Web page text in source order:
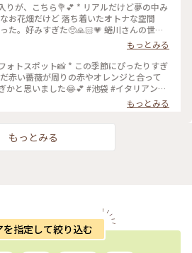
りが、こちら💐💕 * リアルだけど夢の中み
お花畑だけど 落ち着いたオトナな空間
た。好みすぎた🥺🙏🏻💗 蜷川さんの世界
好き🦋 #池袋 #イタリアン #GOHAN
#おいしい花畑 #カクテル #エディ
もっとみる
ォトスポット📸 * この季節にぴったりすぎ
赤い薔薇が周りの赤やオレンジと合って
かと思いました😂💕 #池袋 #イタリアン
#edalab. #おいしい花畑 #カクテル
もっとみる
もっとみる
を指定して絞り込む